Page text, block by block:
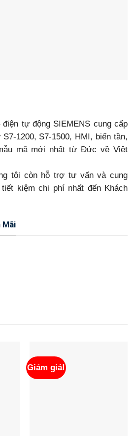
tự động SIEMENS cung cấp
1200, S7-1500, HMI, biến tần,
mã mới nhất từ Đức về Việt
tôi còn hỗ trợ tư vấn và cung
kiệm chi phí nhất đến Khách
Mãi
Giảm giá!